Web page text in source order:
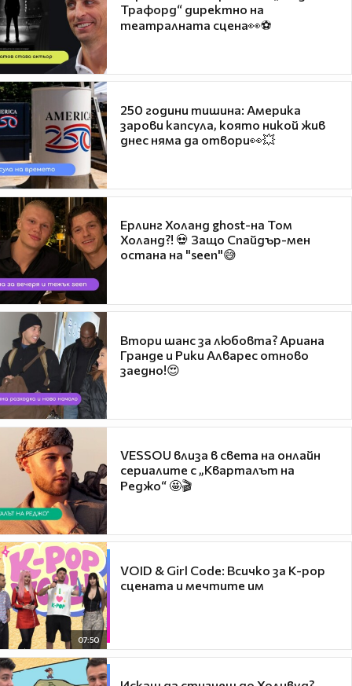
Трафорд“ директно на
театралната сцена👀⚽
250 години тишина: Америка
зарови капсула, която никой жив
днес няма да отвори👀💥
Ерлинг Холанд ghost-на Том
Холанд?! 💀 Защо Спайдър-мен
остана на "seen"😅
Втори шанс за любовта? Ариана
Гранде и Рики Алварес отново
заедно!😍
VESSOU влиза в света на онлайн
сериалите с „Кварталът на
Реджо“ 🤩🎬
07:50
VOID & Girl Code: Всичко за K-pop
сцената и мечтите им